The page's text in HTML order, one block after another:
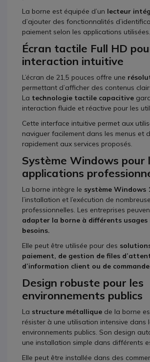
La borne est équipée d’un lecteur
d’ajouter des fonctionnalités
paiement selon les applications utilisées.
Écran tactile Full HD
interaction intuitive
L’écran de 21,5 pouces offre une
permettant d’afficher des contenus
La technologie tactile capacitive
interaction fluide et réactive pour les
Cette interface intuitive permet aux
naviguer facilement dans les menus et
rapidement aux services proposés.
Système Windows pour
applications
La borne intègre le système Windows
l’installation et l’exécution de
professionnelles. Les entreprises
adapter la borne à différents usages
besoins.
Elle peut être utilisée pour des
paiement, de gestion de files
d’information client ou de
Design robuste pour les
environnements publics
La structure métallique de la borne
résister à une utilisation intensive dans
environnements publics. Son design
une installation simple dans différents
Elle peut être installée dans des